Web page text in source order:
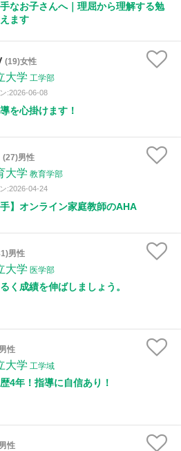
なお子さんへ｜理屈から理解する勉
ます
(19)女性
大学 工学部
:2026-06-08
を心掛けます！
(27)男性
大学 教育学部
:2026-04-24
手】オンライン家庭教師のAHA
男性
大学 医学部
く成績を伸ばしましょう。
性
大学 工学域
4年！指導に自信あり！
性